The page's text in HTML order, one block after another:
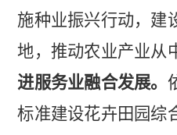
施种业振兴行动，建
地，推动农业产业从
进服务业融合发展。
标准建设花卉田园综